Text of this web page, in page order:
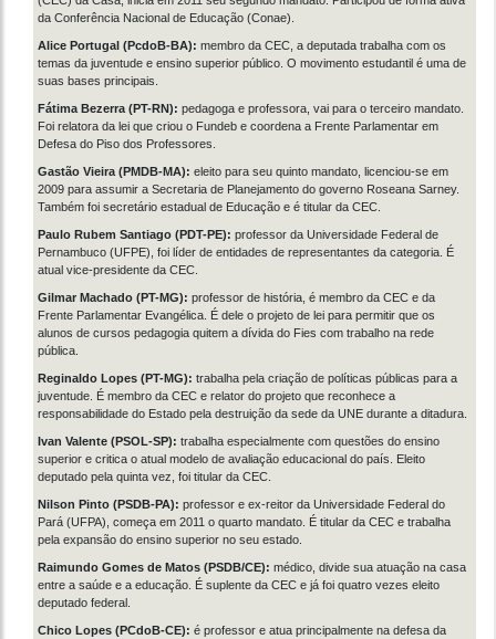
da Conferência Nacional de Educação (Conae).
Alice Portugal (PcdoB-BA): membro da CEC, a deputada trabalha com os
temas da juventude e ensino superior público. O movimento estudantil é uma de
suas bases principais.
Fátima Bezerra (PT-RN): pedagoga e professora, vai para o terceiro mandato.
Foi relatora da lei que criou o Fundeb e coordena a Frente Parlamentar em
Defesa do Piso dos Professores.
Gastão Vieira (PMDB-MA): eleito para seu quinto mandato, licenciou-se em
2009 para assumir a Secretaria de Planejamento do governo Roseana Sarney.
Também foi secretário estadual de Educação e é titular da CEC.
Paulo Rubem Santiago (PDT-PE): professor da Universidade Federal de
Pernambuco (UFPE), foi líder de entidades de representantes da categoria. É
atual vice-presidente da CEC.
Gilmar Machado (PT-MG): professor de história, é membro da CEC e da
Frente Parlamentar Evangélica. É dele o projeto de lei para permitir que os
alunos de cursos pedagogia quitem a dívida do Fies com trabalho na rede
pública.
Reginaldo Lopes (PT-MG): trabalha pela criação de políticas públicas para a
juventude. É membro da CEC e relator do projeto que reconhece a
responsabilidade do Estado pela destruição da sede da UNE durante a ditadura.
Ivan Valente (PSOL-SP): trabalha especialmente com questões do ensino
superior e critica o atual modelo de avaliação educacional do país. Eleito
deputado pela quinta vez, foi titular da CEC.
Nilson Pinto (PSDB-PA): professor e ex-reitor da Universidade Federal do
Pará (UFPA), começa em 2011 o quarto mandato. É titular da CEC e trabalha
pela expansão do ensino superior no seu estado.
Raimundo Gomes de Matos (PSDB/CE): médico, divide sua atuação na casa
entre a saúde e a educação. É suplente da CEC e já foi quatro vezes eleito
deputado federal.
Chico Lopes (PCdoB-CE): é professor e atua principalmente na defesa da